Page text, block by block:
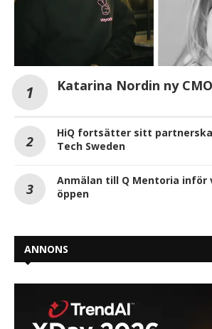
Katarina Nordin ny
HiQ fortsätter sitt
Tech Sweden
Anmälan till Q Mentoria inför
öppen
ANNONS